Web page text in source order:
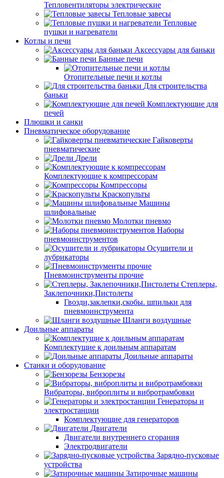
Тепловентиляторы электрические
Тепловые завесы
Тепловые
пушки и нагреватели
Котлы и печи
Аксессуары для баньки
Банные печи
Отопительные печи и котлы
Для строительства
баньки
Комплектующие для
печей
Плюшки и санки
Пневматическое оборудование
Гайковерты
пневматические
Дрели
Комплектующие к компрессорам
Компрессоры
Краскопульты
Машины
шлифовальные
Молотки пневмо
Наборы
пневмоинструментов
Осушители и
лубрикаторы
Пневмоинструменты прочие
Степлеры,
Заклепочники,Пистолеты
Гвозди,заклепки,скобы. шпильки для
пневмоинструмента
Шланги воздушные
Доильные аппараты
Комплектущие к доильным аппаратам
Доильные аппараты
Станки и оборудование
Бензорезы
Вибраторы, виброплиты и вибротрамбовки
Генераторы и
электростанции
Комплектующие для генераторов
Двигатели
Двигатели внутреннего сгорания
Электродвигатели
Зарядно-пусковые
устройства
Затирочные машины